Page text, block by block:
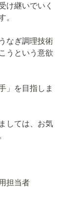
け継いでいく
。
なぎ調理技術
うという意欲
」を目指しま
しては、お気
担当者